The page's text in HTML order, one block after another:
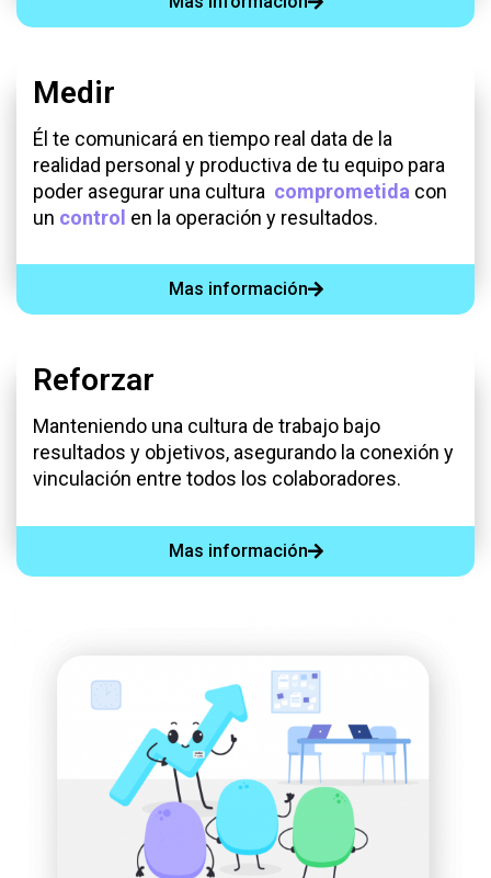
Medir
Él te comunicará en tiempo real data de la
realidad personal y productiva de tu equipo para
poder asegurar una cultura comprometida con
un control en la operación y resultados.
Mas información
Reforzar
Manteniendo una cultura de trabajo bajo
resultados y objetivos, asegurando la conexión y
vinculación entre todos los colaboradores.
Mas información